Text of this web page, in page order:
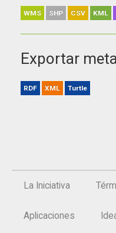
WMS SHP CSV KML
Exportar
RDF XML Turtle
La Iniciativa
Aplicaciones